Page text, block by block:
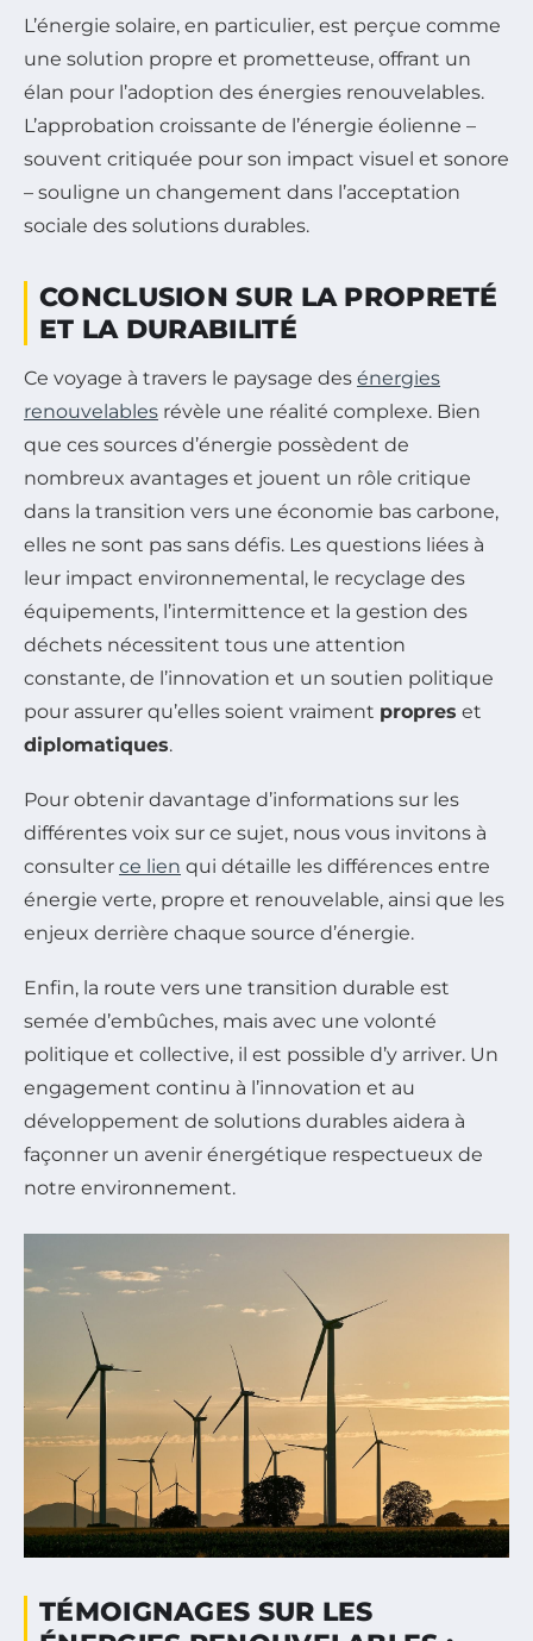
L’énergie solaire, en particulier, est perçue comme
une solution propre et prometteuse, offrant un
élan pour l’adoption des énergies renouvelables.
L’approbation croissante de l’énergie éolienne –
souvent critiquée pour son impact visuel et sonore
– souligne un changement dans l’acceptation
sociale des solutions durables.
CONCLUSION SUR LA PROPRETÉ
ET LA DURABILITÉ
Ce voyage à travers le paysage des énergies
renouvelables révèle une réalité complexe. Bien
que ces sources d’énergie possèdent de
nombreux avantages et jouent un rôle critique
dans la transition vers une économie bas carbone,
elles ne sont pas sans défis. Les questions liées à
leur impact environnemental, le recyclage des
équipements, l’intermittence et la gestion des
déchets nécessitent tous une attention
constante, de l’innovation et un soutien politique
pour assurer qu’elles soient vraiment propres et
diplomatiques.
Pour obtenir davantage d’informations sur les
différentes voix sur ce sujet, nous vous invitons à
consulter ce lien qui détaille les différences entre
énergie verte, propre et renouvelable, ainsi que les
enjeux derrière chaque source d’énergie.
Enfin, la route vers une transition durable est
semée d’embûches, mais avec une volonté
politique et collective, il est possible d’y arriver. Un
engagement continu à l’innovation et au
développement de solutions durables aidera à
façonner un avenir énergétique respectueux de
notre environnement.
TÉMOIGNAGES SUR LES